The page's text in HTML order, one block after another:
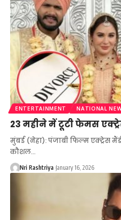
ENTERTAINMENT NATIONAL
23 महीने में टूटी फेमस
मुंबई (नेहा): पंजाबी फिल्म एक्ट्रेस
कौशल…
Nri Rashtriya January 16, 2026